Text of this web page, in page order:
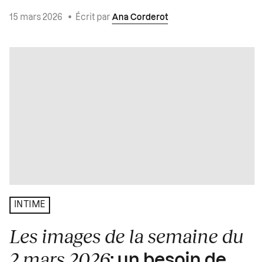
15 mars 2026 • Écrit par Ana Corderot
INTIME
Les images de la semaine du